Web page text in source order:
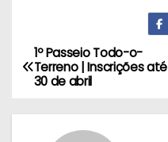
N
a
1º Passeio Todo-o-
Terreno | Inscrições até
30 de abril